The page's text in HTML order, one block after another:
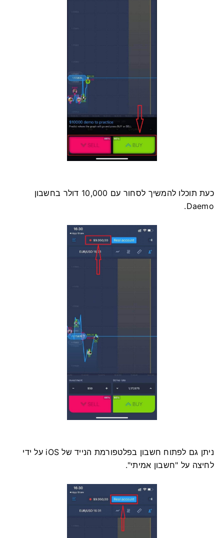
כעת תוכלו להמשיך לסחור עם 10,000 דולר בחשבון
Daemo.
ניתן גם לפתוח חשבון בפלטפורמת הנייד של iOS על ידי
לחיצה על "חשבון אמיתי".